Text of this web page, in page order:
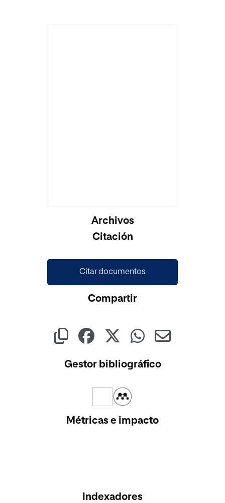
Archivos
Citación
Citar documentos
Compartir
Gestor bibliográfico
Métricas e impacto
Indexadores